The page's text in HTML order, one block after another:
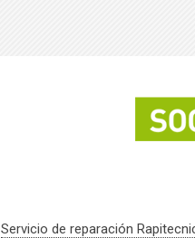
Servicio de reparación